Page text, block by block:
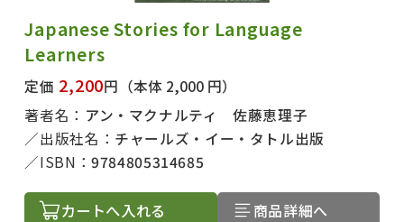
Japanese Stories for Language
Learners
定価 2,200円 （本体 2,000 円）
著者名： アン・マクナルティ 佐藤恵理子
出版社名： チャールズ・イー・タトル出版
ISBN：9784805314685
カートへ入れる 商品詳細へ